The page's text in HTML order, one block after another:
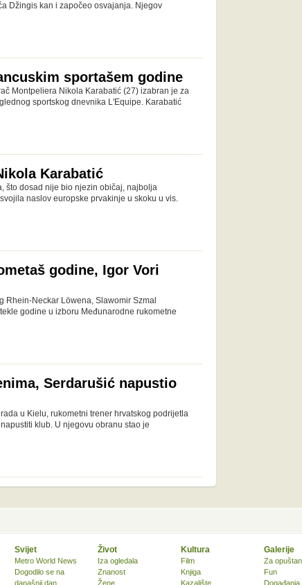
Džingis kan i započeo osvajanja. Njegov
sportašem godine
Montpeliera Nikola Karabatić (27) izabran je za
sportskog dnevnika L'Equipe. Karabatić
Karabatić
što dosad nije bio njezin običaj, najbolja
naslov europske prvakinje u skoku u vis.
godine, Igor Vori
Rhein-Neckar Löwena, Slawomir Szmal
godine u izboru Međunarodne rukometne
Serdarušić napustio
u Kielu, rukometni trener hrvatskog podrijetla
klub. U njegovu obranu stao je
Svijet
Metro World News
Dogodilo se na
današnji dan
Život
Iza ogledala
Znanost
Žene
Kultura
Film
Knjiga
Kazalište
Galerije
Za
Fun
Događanja